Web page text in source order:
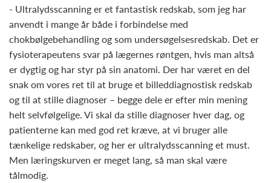
- Ultralydsscanning er et fantastisk redskab, som jeg har
anvendt i mange år både i forbindelse med
chokbølgebehandling og som undersøgelsesredskab. Det er
fysioterapeutens svar på lægernes røntgen, hvis man altså
er dygtig og har styr på sin anatomi. Der har været en del
snak om vores ret til at bruge et billeddiagnostisk redskab
og til at stille diagnoser – begge dele er efter min mening
helt selvfølgelige. Vi skal da stille diagnoser hver dag, og
patienterne kan med god ret kræve, at vi bruger alle
tænkelige redskaber, og her er ultralydsscanning et must.
Men læringskurven er meget lang, så man skal være
tålmodig.